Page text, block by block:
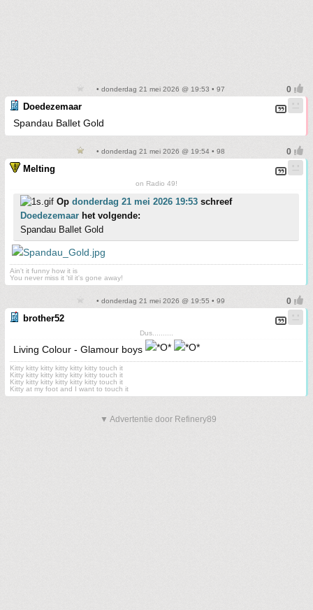
• donderdag 21 mei 2026 @ 19:53 • 97
Doedezemaar
Spandau Ballet Gold
• donderdag 21 mei 2026 @ 19:54 • 98
Melting
on Radio 49!
Op donderdag 21 mei 2026 19:53 schreef
Doedezemaar het volgende:
Spandau Ballet Gold
Ain't it funny how it is
You never miss it 'til it's gone away!
• donderdag 21 mei 2026 @ 19:55 • 99
brother52
Dus..........
Living Colour - Glamour boys
Kitty kitty kitty kitty kitty kitty touch it
Kitty kitty kitty kitty kitty kitty touch it
Kitty kitty kitty kitty kitty kitty touch it
Kitty at my foot and I want to touch it
▼ Advertentie door Refinery89